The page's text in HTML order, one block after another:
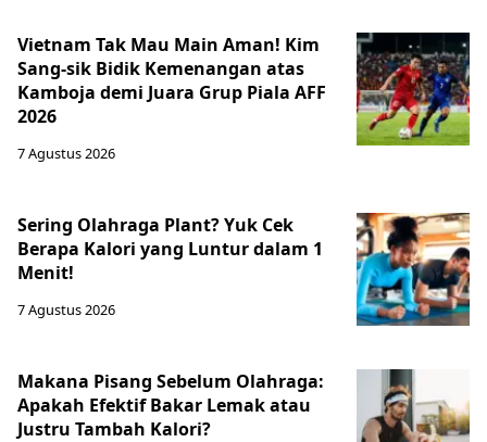
Vietnam Tak Mau Main Aman! Kim
Sang-sik Bidik Kemenangan atas
Kamboja demi Juara Grup Piala AFF
2026
7 Agustus 2026
Sering Olahraga Plant? Yuk Cek
Berapa Kalori yang Luntur dalam 1
Menit!
7 Agustus 2026
Makana Pisang Sebelum Olahraga:
Apakah Efektif Bakar Lemak atau
Justru Tambah Kalori?